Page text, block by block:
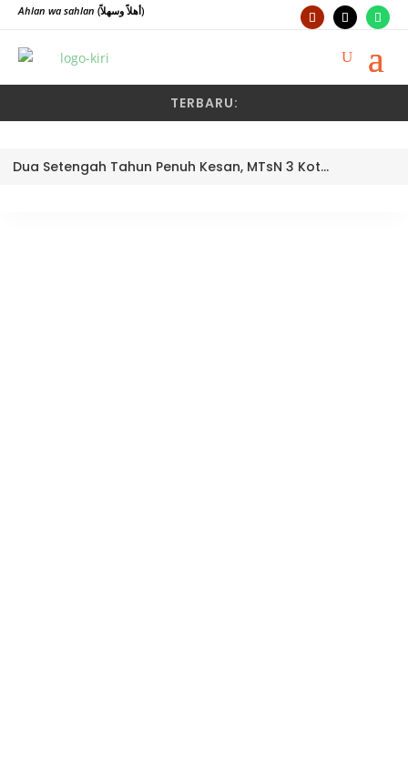
Ahlan wa sahlan (أهلاً وسهلاً)
TERBARU:
Dua Setengah Tahun Penuh Kesan, MTsN 3 Kota Padang Lepas Pengawas Pembina Dra. Nayusminar Nasrun